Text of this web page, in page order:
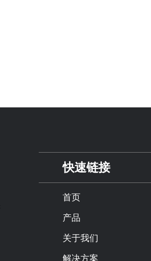
快速链接
首页
产品
关于我们
解决方案